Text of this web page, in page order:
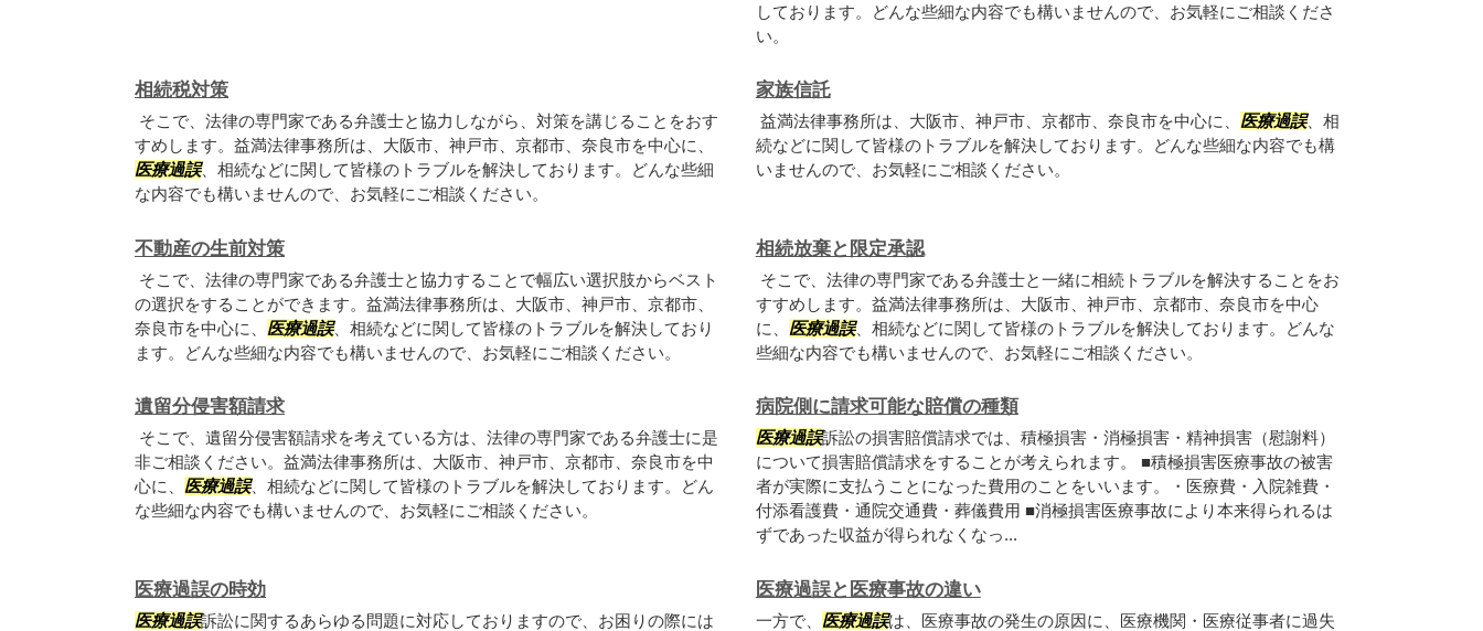
しております。どんな些細な内容でも構いませんので、お気軽にご相談くださ
い。
相続税対策
そこで、法律の専門家である弁護士と協力しながら、対策を講じることをおす
すめします。益満法律事務所は、大阪市、神戸市、京都市、奈良市を中心に、
医療過誤、相続などに関して皆様のトラブルを解決しております。どんな些細
な内容でも構いませんので、お気軽にご相談ください。
家族信託
益満法律事務所は、大阪市、神戸市、京都市、奈良市を中心に、 医療過誤、相
続などに関して皆様のトラブルを解決しております。どんな些細な内容でも構
いませんので、お気軽にご相談ください。
不動産の生前対策
そこで、法律の専門家である弁護士と協力することで幅広い選択肢からベスト
の選択をすることができます。益満法律事務所は、大阪市、神戸市、京都市、
奈良市を中心に、 医療過誤、相続などに関して皆様のトラブルを解決しており
ます。どんな些細な内容でも構いませんので、お気軽にご相談ください。
相続放棄と限定承認
そこで、法律の専門家である弁護士と一緒に相続トラブルを解決することをお
すすめします。益満法律事務所は、大阪市、神戸市、京都市、奈良市を中心
に、 医療過誤、相続などに関して皆様のトラブルを解決しております。どんな
些細な内容でも構いませんので、お気軽にご相談ください。
遺留分侵害額請求
そこで、遺留分侵害額請求を考えている方は、法律の専門家である弁護士に是
非ご相談ください。益満法律事務所は、大阪市、神戸市、京都市、奈良市を中
心に、 医療過誤、相続などに関して皆様のトラブルを解決しております。どん
な些細な内容でも構いませんので、お気軽にご相談ください。
病院側に請求可能な賠償の種類
医療過誤訴訟の損害賠償請求では、積極損害・消極損害・精神損害（慰謝料）
について損害賠償請求をすることが考えられます。 ■積極損害医療事故の被害
者が実際に支払うことになった費用のことをいいます。・医療費・入院雑費・
付添看護費・通院交通費・葬儀費用 ■消極損害医療事故により本来得られるは
ずであった収益が得られなくなっ...
医療過誤の時効
医療過誤訴訟に関するあらゆる問題に対応しておりますので、お困りの際には
医療過誤と医療事故の違い
一方で、 医療過誤は、医療事故の発生の原因に、医療機関・医療従事者に過失